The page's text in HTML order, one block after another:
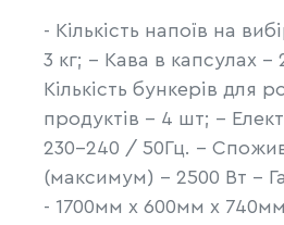
- Кількість напоїв на
3 кг; - Кава в капсулах -
Кількість бункерів для
продуктів - 4 шт; -
230-240 / 50Гц. -
(максимум) - 2500 Вт -
- 1700мм х 600мм х